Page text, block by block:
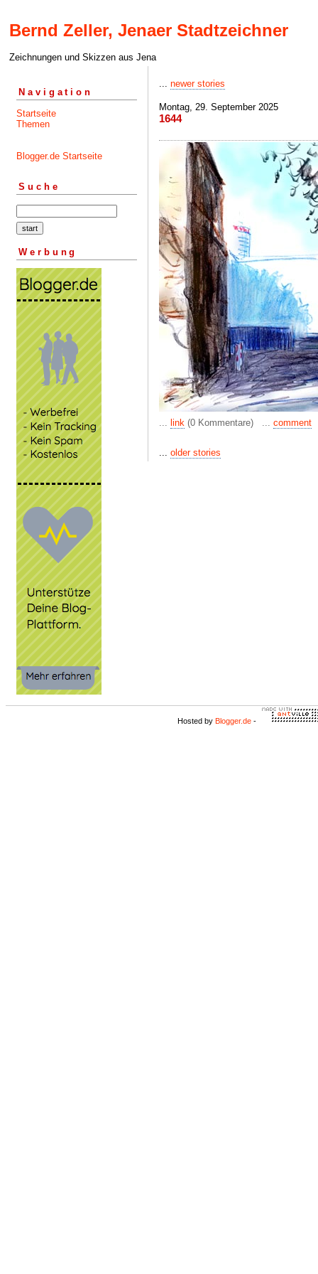
Bernd Zeller, Jenaer Stadtzeichner
Zeichnungen und Skizzen aus Jena
Navigation
Startseite
Themen
Blogger.de Startseite
Suche
Werbung
... newer stories
Montag, 29. September 2025
1644
... link (0 Kommentare) ... comment
... older stories
Hosted by Blogger.de -